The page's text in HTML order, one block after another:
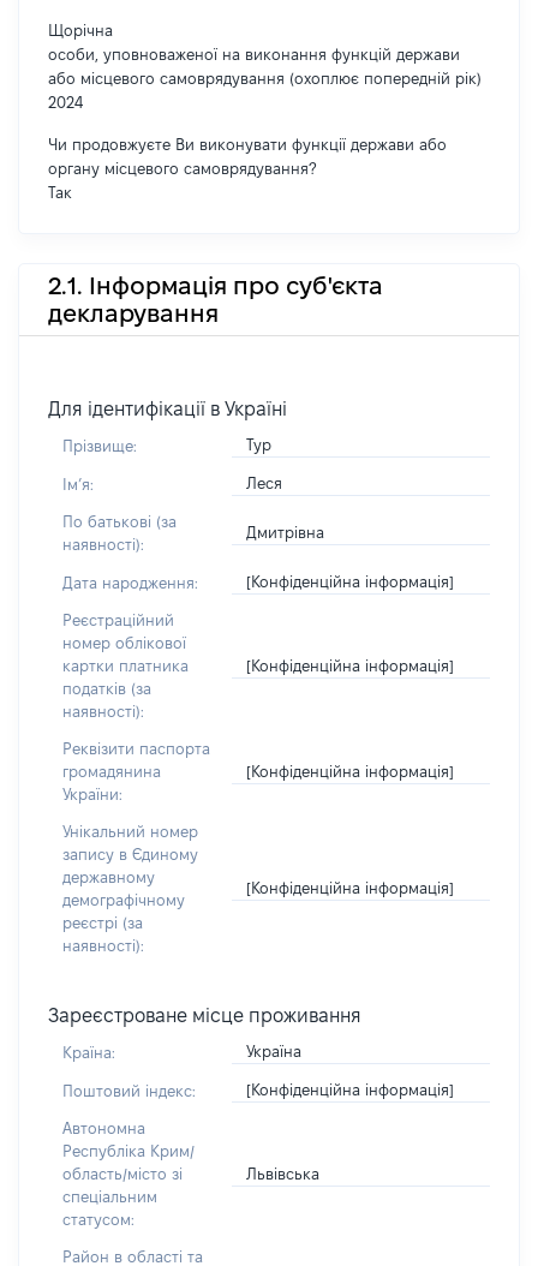
Щорічна
особи, уповноваженої на виконання функцій держави
або місцевого самоврядування (охоплює попередній рік)
2024
Чи продовжуєте Ви виконувати функції держави або
органу місцевого самоврядування?
Так
2.1. Інформація про суб'єкта
декларування
Для ідентифікації в Україні
Прізвище: Тур
Імʼя: Леся
По батькові (за
наявності):
Дмитрівна
Дата народження: [Конфіденційна інформація]
Реєстраційний
номер облікової
картки платника
податків (за
наявності):
[Конфіденційна інформація]
Реквізити паспорта
громадянина
України:
[Конфіденційна інформація]
Унікальний номер
запису в Єдиному
державному
демографічному
реєстрі (за
наявності):
[Конфіденційна інформація]
Зареєстроване місце проживання
Країна: Україна
Поштовий індекс: [Конфіденційна інформація]
Автономна
Республіка Крим/
область/місто зі
спеціальним
статусом:
Львівська
Район в області та